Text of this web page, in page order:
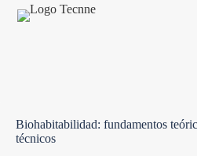
Biohabitabilidad: fundamentos
técnicos